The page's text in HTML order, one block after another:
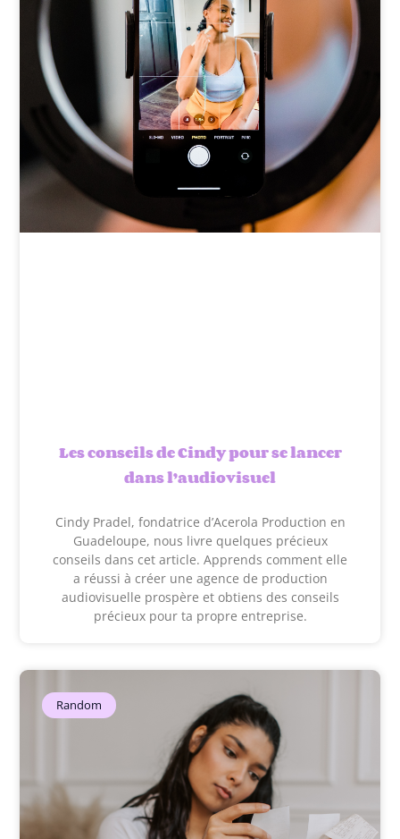
Les conseils de Cindy pour se lancer
dans l’audiovisuel
Cindy Pradel, fondatrice d’Acerola Production en
Guadeloupe, nous livre quelques précieux
conseils dans cet article. Apprends comment elle
a réussi à créer une agence de production
audiovisuelle prospère et obtiens des conseils
précieux pour ta propre entreprise.
Random